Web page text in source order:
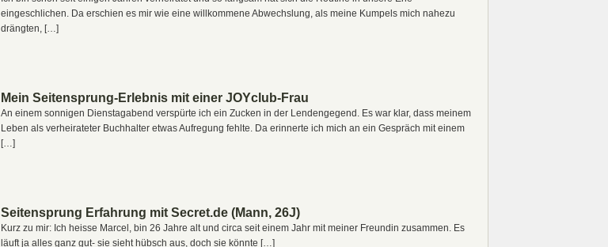
eingeschlichen. Da erschien es mir wie eine willkommene Abwechslung, als meine Kumpels mich nahezu
drängten, […]
Mein Seitensprung-Erlebnis mit einer JOYclub-Frau
An einem sonnigen Dienstagabend verspürte ich ein Zucken in der Lendengegend. Es war klar, dass meinem
Leben als verheirateter Buchhalter etwas Aufregung fehlte. Da erinnerte ich mich an ein Gespräch mit einem
[…]
Seitensprung Erfahrung mit Secret.de (Mann, 26J)
Kurz zu mir: Ich heisse Marcel, bin 26 Jahre alt und circa seit einem Jahr mit meiner Freundin zusammen. Es
läuft ja alles ganz gut- sie sieht hübsch aus, doch sie könnte […]